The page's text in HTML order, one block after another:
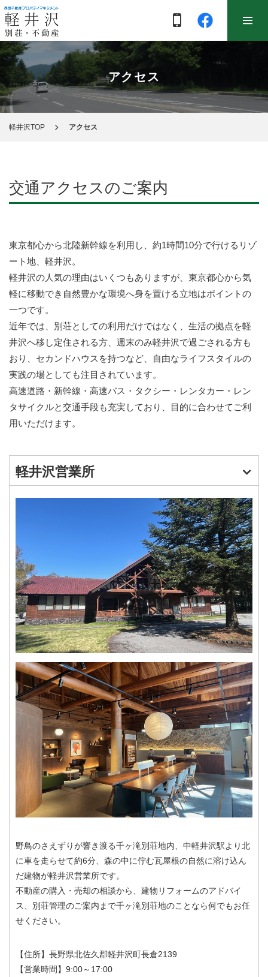
アクセス
軽井沢TOP アクセス
交通アクセスのご案内
東京都心から北陸新幹線を利用し、約1時間10分で行けるリゾ
ート地、軽井沢。
軽井沢の人気の理由はいくつもありますが、東京都心から気
軽に移動でき自然豊かな環境へ身を置ける立地はポイントの
一つです。
近年では、別荘としての利用だけではなく、生活の拠点を軽
井沢へ移し定住される方、週末のみ軽井沢で過ごされる方も
おり、セカンドハウスを持つなど、自由なライフスタイルの
実践の場としても注目されています。
高速道路・新幹線・高速バス・タクシー・レンタカー・レン
タサイクルと交通手段も充実しており、目的に合わせてご利
用いただけます。
軽井沢営業所
野鳥のさえずりが響き渡る千ヶ滝別荘地内、中軽井沢駅より北
に車を走らせて約6分、森の中に佇む瓦屋根の自然に溶け込ん
だ建物が軽井沢営業所です。
不動産の購入・売却の相談から、建物リフォームのアドバイ
ス、別荘管理のご案内まで千ヶ滝別荘地のことなら何でもお任
せください。
【住所】長野県北佐久郡軽井沢町長倉2139
【営業時間】9:00～17:00